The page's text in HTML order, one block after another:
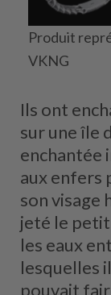
Produit
VKNG
Ils ont
sur une île
enchantée
aux enfers
son visage
jeté le
les eaux
lesquelles
pouvait